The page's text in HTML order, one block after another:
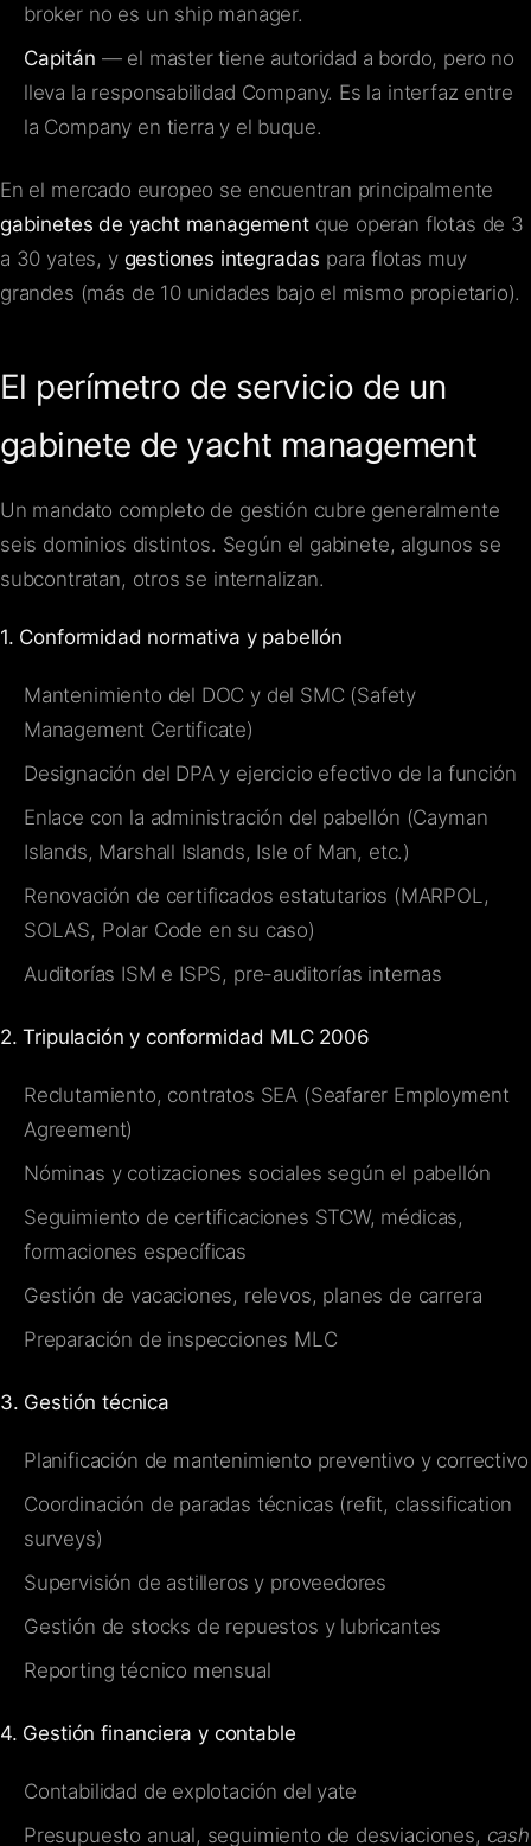
broker no es un ship manager.
Capitán — el master tiene autoridad a bordo, pero no
lleva la responsabilidad Company. Es la interfaz entre
la Company en tierra y el buque.
En el mercado europeo se encuentran principalmente
gabinetes de yacht managementque operan flotas de 3
a 30 yates, y gestiones integradas para flotas muy
grandes (más de 10 unidades bajo el mismo propietario).
El perímetro de servicio de un
gabinete de yacht management
Un mandato completo de gestión cubre generalmente
seis dominios distintos. Según el gabinete, algunos se
subcontratan, otros se internalizan.
1. Conformidad normativa y pabellón
Mantenimiento del DOC y del SMC (Safety
Management Certificate)
Designación del DPA y ejercicio efectivo de la función
Enlace con la administración del pabellón (Cayman
Islands, Marshall Islands, Isle of Man, etc.)
Renovación de certificados estatutarios (MARPOL,
SOLAS, Polar Code en su caso)
Auditorías ISM e ISPS, pre-auditorías internas
2. Tripulación y conformidad MLC 2006
Reclutamiento, contratos SEA (Seafarer Employment
Agreement)
Nóminas y cotizaciones sociales según el pabellón
Seguimiento de certificaciones STCW, médicas,
formaciones específicas
Gestión de vacaciones, relevos, planes de carrera
Preparación de inspecciones MLC
3. Gestión técnica
Planificación de mantenimiento preventivo y correctivo
Coordinación de paradas técnicas (refit, classification
surveys)
Supervisión de astilleros y proveedores
Gestión de stocks de repuestos y lubricantes
Reporting técnico mensual
4. Gestión financiera y contable
Contabilidad de explotación del yate
Presupuesto anual, seguimiento de desviaciones, cash